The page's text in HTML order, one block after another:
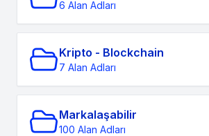
6 Alan Adları
Kripto - Blockchain
7 Alan Adları
Markalaşabilir
100 Alan Adları